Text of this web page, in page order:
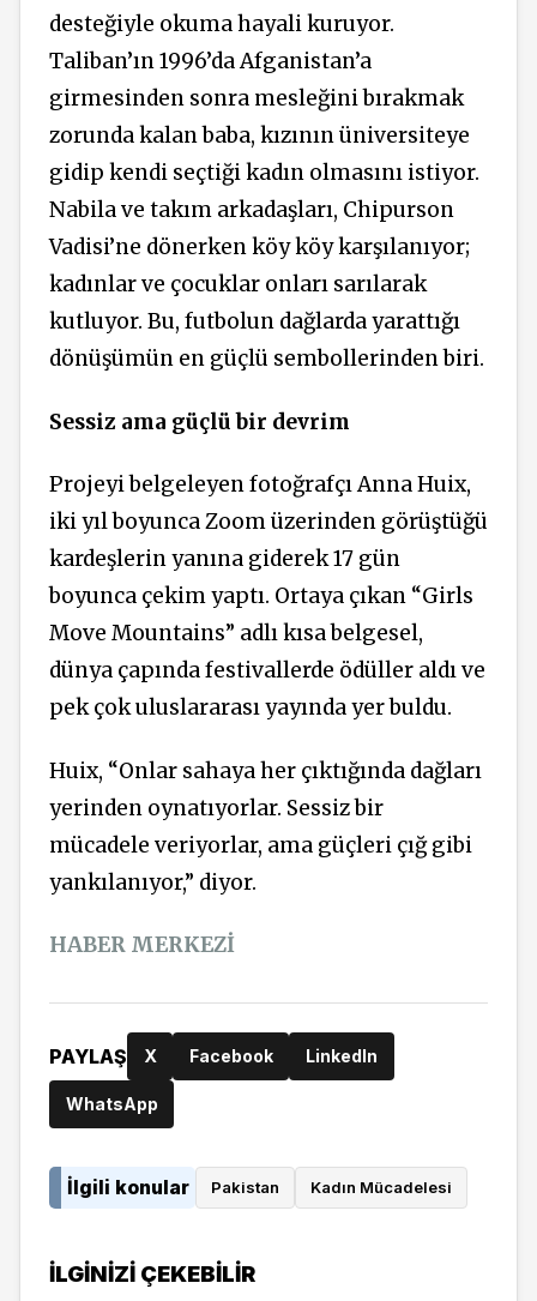
desteğiyle okuma hayali kuruyor.
Taliban’ın 1996’da Afganistan’a
girmesinden sonra mesleğini bırakmak
zorunda kalan baba, kızının üniversiteye
gidip kendi seçtiği kadın olmasını istiyor.
Nabila ve takım arkadaşları, Chipurson
Vadisi’ne dönerken köy köy karşılanıyor;
kadınlar ve çocuklar onları sarılarak
kutluyor. Bu, futbolun dağlarda yarattığı
dönüşümün en güçlü sembollerinden biri.
Sessiz ama güçlü bir devrim
Projeyi belgeleyen fotoğrafçı Anna Huix,
iki yıl boyunca Zoom üzerinden görüştüğü
kardeşlerin yanına giderek 17 gün
boyunca çekim yaptı. Ortaya çıkan “Girls
Move Mountains” adlı kısa belgesel,
dünya çapında festivallerde ödüller aldı ve
pek çok uluslararası yayında yer buldu.
Huix, “Onlar sahaya her çıktığında dağları
yerinden oynatıyorlar. Sessiz bir
mücadele veriyorlar, ama güçleri çığ gibi
yankılanıyor,” diyor.
HABER MERKEZİ
PAYLAŞ X Facebook LinkedIn
WhatsApp
İlgili konular Pakistan Kadın Mücadelesi
İLGINIZI ÇEKEBILIR